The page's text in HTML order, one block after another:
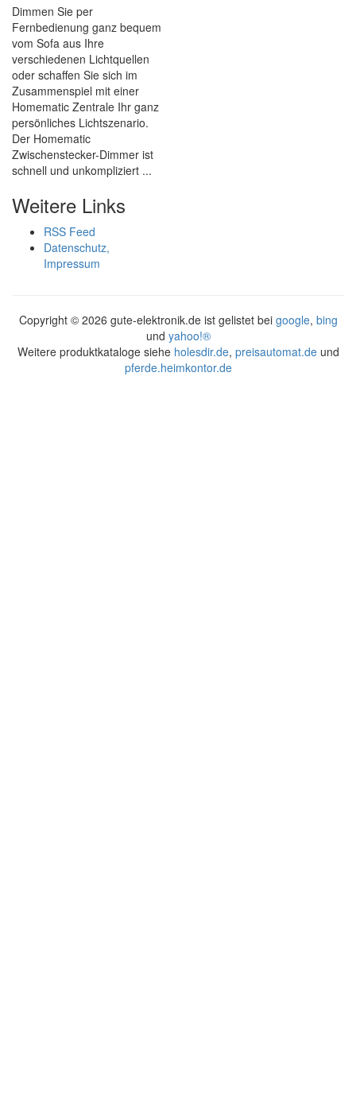
Dimmen Sie per
Fernbedienung ganz bequem
vom Sofa aus Ihre
verschiedenen Lichtquellen
oder schaffen Sie sich im
Zusammenspiel mit einer
Homematic Zentrale Ihr ganz
persönliches Lichtszenario.
Der Homematic
Zwischenstecker-Dimmer ist
schnell und unkompliziert ...
Weitere Links
RSS Feed
Datenschutz,
Impressum
Copyright © 2026 gute-elektronik.de ist gelistet bei google, bing
und yahoo!®
Weitere produktkataloge siehe holesdir.de, preisautomat.deund
pferde.heimkontor.de